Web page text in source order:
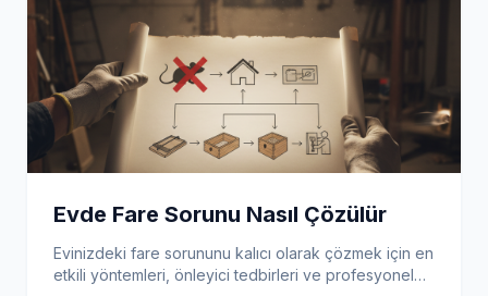
Evde Fare Sorunu Nasıl Çözülür
Evinizdeki fare sorununu kalıcı olarak çözmek için en
etkili yöntemleri, önleyici tedbirleri ve profesyonel